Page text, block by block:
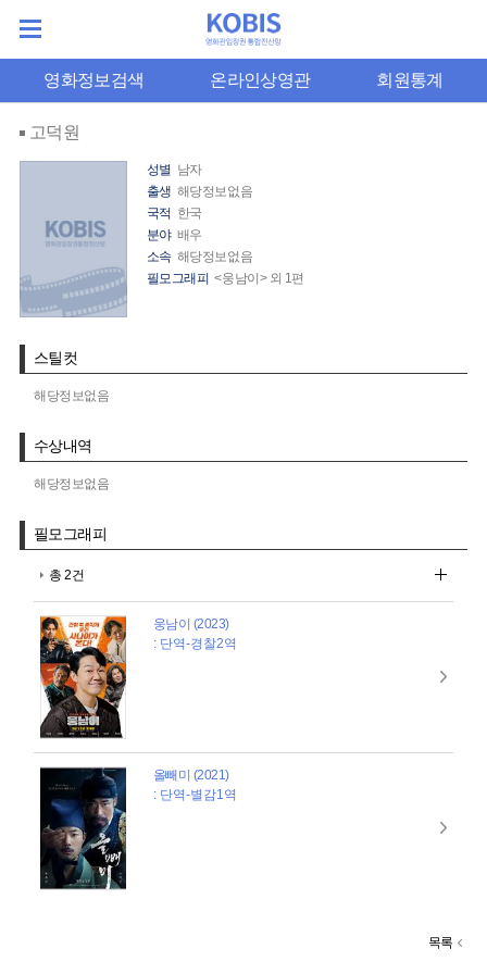
영화정보검색 온라인상영관 회원통계
고덕원
성별 남자
출생 해당정보없음
국적 한국
분야 배우
소속 해당정보없음
필모그래피 <웅남이> 외 1편
스틸컷
해당정보없음
수상내역
해당정보없음
필모그래피
총 2건
웅남이 (2023)
: 단역-경찰2역
올빼미 (2021)
: 단역-별감1역
목록